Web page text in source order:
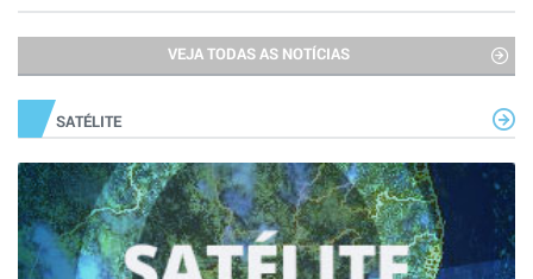
VEJA TODAS AS NOTÍCIAS
SATÉLITE